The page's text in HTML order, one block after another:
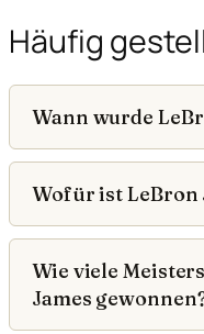
Häufig
Wann wurde
Wofür ist LeBron
Wie viele
James